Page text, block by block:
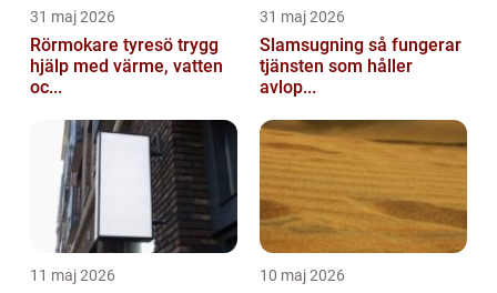
31 maj 2026
Rörmokare tyresö trygg
hjälp med värme, vatten
oc...
31 maj 2026
Slamsugning så fungerar
tjänsten som håller
avlop...
11 maj 2026 10 maj 2026